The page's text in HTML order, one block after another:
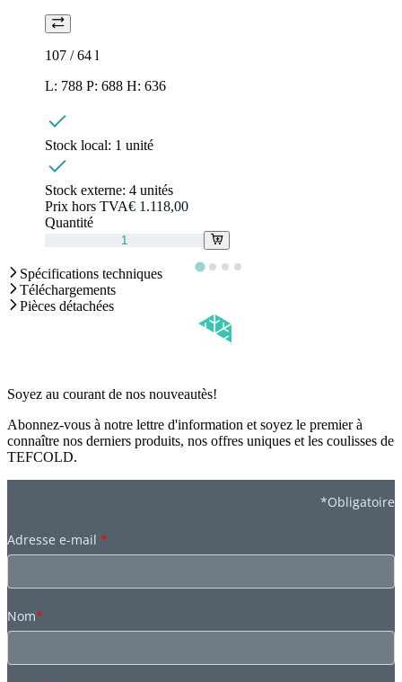
107 / 64 l
L: 788 P: 688 H: 636
Stock local: 1 unité
Stock externe: 4 unités
Prix hors TVA€ 1.118,00
Quantité
Spécifications techniques
Téléchargements
Pièces détachées
Soyez au courant de nos nouveautès!
Abonnez-vous à notre lettre d'information et soyez le premier à
connaître nos derniers produits, nos offres uniques et les coulisses de
TEFCOLD.
*Obligatoire
Adresse e-mail *
Nom*